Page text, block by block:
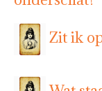
Zit ik